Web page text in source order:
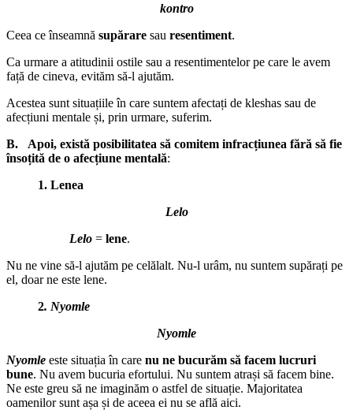
kontro
Ceea ce înseamnă supărare sau resentiment.
Ca urmare a atitudinii ostile sau a resentimentelor pe care le avem
față de cineva, evităm să-l ajutăm.
Acestea sunt situațiile în care suntem afectați de kleshas sau de
afecțiuni mentale și, prin urmare, suferim.
B. Apoi, există posibilitatea să comitem infracțiunea fără să fie
însoțită de o afecțiune mentală:
1. Lenea
Lelo
Lelo = lene.
Nu ne vine să-l ajutăm pe celălalt. Nu-l urâm, nu suntem supărați pe
el, doar ne este lene.
2. Nyomle
Nyomle
Nyomle este situația în care nu ne bucurăm să facem lucruri
bune. Nu avem bucuria efortului. Nu suntem atrași să facem bine.
Ne este greu să ne imaginăm o astfel de situație. Majoritatea
oamenilor sunt așa și de aceea ei nu se află aici.